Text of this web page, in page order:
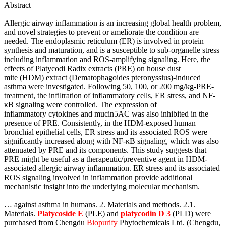
Abstract
Allergic airway inflammation is an increasing global health problem,
and novel strategies to prevent or ameliorate the condition are
needed. The endoplasmic reticulum (ER) is involved in protein
synthesis and maturation, and is a susceptible to sub-organelle stress
including inflammation and ROS-amplifying signaling. Here, the
effects of Platycodi Radix extracts (PRE) on house dust
mite (HDM) extract (Dematophagoides pteronyssius)-induced
asthma were investigated. Following 50, 100, or 200 mg/kg-PRE-
treatment, the infiltration of inflammatory cells, ER stress, and NF-
κB signaling were controlled. The expression of
inflammatory cytokines and mucin5AC was also inhibited in the
presence of PRE. Consistently, in the HDM-exposed human
bronchial epithelial cells, ER stress and its associated ROS were
significantly increased along with NF-κB signaling, which was also
attenuated by PRE and its components. This study suggests that
PRE might be useful as a therapeutic/preventive agent in HDM-
associated allergic airway inflammation. ER stress and its associated
ROS signaling involved in inflammation provide additional
mechanistic insight into the underlying molecular mechanism.
… against asthma in humans. 2. Materials and methods. 2.1.
Materials. Platycoside E (PLE) and platycodin D 3 (PLD) were
purchased from Chengdu Biopurify Phytochemicals Ltd. (Chengdu,